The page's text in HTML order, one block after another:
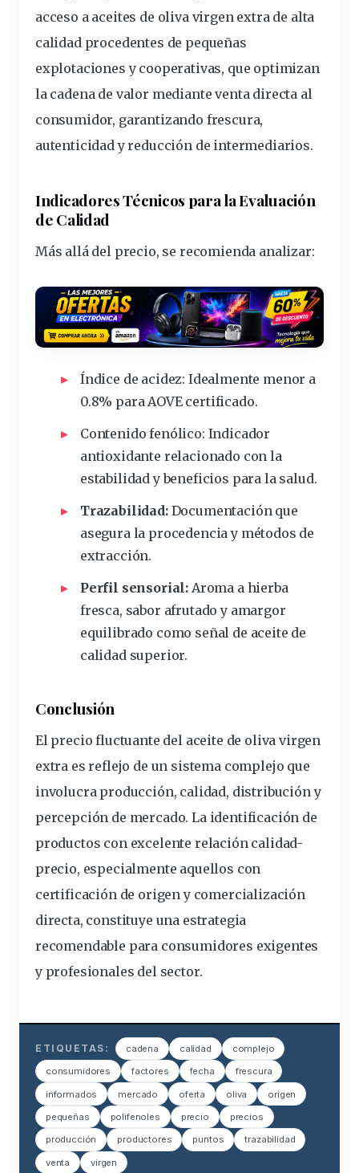
acceso a aceites de oliva virgen extra de alta
calidad procedentes de pequeñas
explotaciones y cooperativas, que optimizan
la cadena de valor mediante venta directa al
consumidor, garantizando frescura,
autenticidad y reducción de intermediarios.
Indicadores Técnicos para la Evaluación
de Calidad
Más allá del precio, se recomienda analizar:
Índice de acidez: Idealmente menor a
0.8% para AOVE certificado.
Contenido fenólico: Indicador
antioxidante relacionado con la
estabilidad y beneficios para la salud.
Trazabilidad:Documentación que
asegura la procedencia y métodos de
extracción.
Perfil sensorial: Aroma a hierba
fresca, sabor afrutado y amargor
equilibrado como señal de aceite de
calidad superior.
Conclusión
El precio fluctuante del aceite de oliva virgen
extra es reflejo de un sistema complejo que
involucra producción, calidad, distribución y
percepción de mercado. La identificación de
productos con excelente relación calidad-
precio, especialmente aquellos con
certificación de origen y comercialización
directa, constituye una estrategia
recomendable para consumidores exigentes
y profesionales del sector.
ETIQUETAS: cadena calidad complejo
consumidores factores fecha frescura
informados mercado oferta oliva origen
pequeñas polifenoles precio precios
producción productores puntos trazabilidad
venta virgen